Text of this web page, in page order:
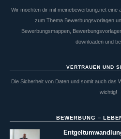
Wir möchten dir mit meinebewerbung.net eine
zum Thema Bewerbungsvorlagen
Bewerbungsmappen,
downloaden und
VERTRAUEN UND
Die Sicherheit von Daten und somit auch das
wichtig!
BEWERBUNG –